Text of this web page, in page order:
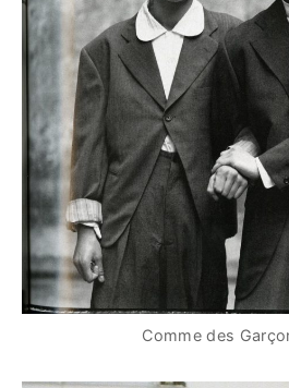
Comme des